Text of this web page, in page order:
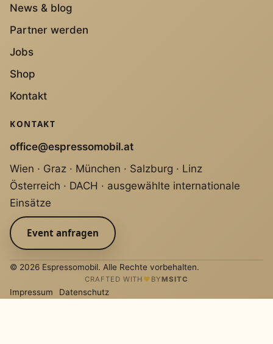
News & blog
Partner werden
Jobs
Shop
Kontakt
KONTAKT
office@espressomobil.at
Wien · Graz · München · Salzburg · Linz
Österreich · DACH · ausgewählte internationale
Einsätze
Event anfragen
© 2026 Espressomobil. Alle Rechte vorbehalten.
CRAFTED WITH ♥ BYMSITC
Impressum Datenschutz